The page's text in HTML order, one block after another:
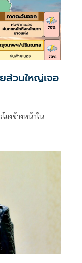
ส่วนใหญ่เจอ
มงข้างหน้าใน